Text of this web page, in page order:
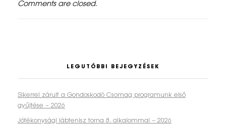
Comments are closed.
LEGUTÓBBI BEJEGYZÉSEK
Sikerrel zárult a Gondoskodó Csomag programunk első
gyűjtése – 2026
Jótékonysági lábtenisz torna 8. alkalommal – 2026